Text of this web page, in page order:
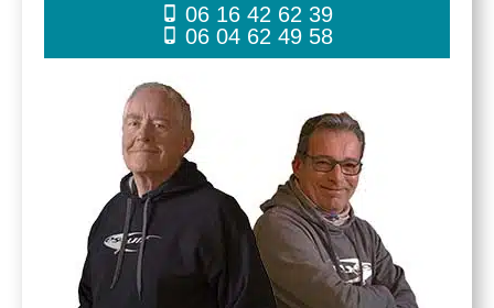
06 16 42 62 39
06 04 62 49 58